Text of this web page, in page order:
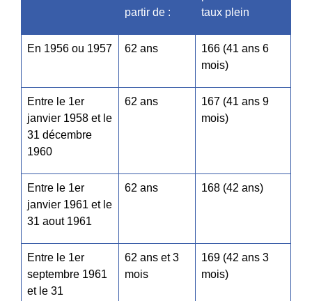
partir de :
taux plein
En 1956 ou 1957 62 ans
166 (41 ans 6
mois)
Entre le 1er
janvier 1958 et le
31 décembre
1960
62 ans
167 (41 ans 9
mois)
Entre le 1er
janvier 1961 et le
31 aout 1961
62 ans 168 (42 ans)
Entre le 1er
septembre 1961
et le 31
62 ans et 3
mois
169 (42 ans 3
mois)